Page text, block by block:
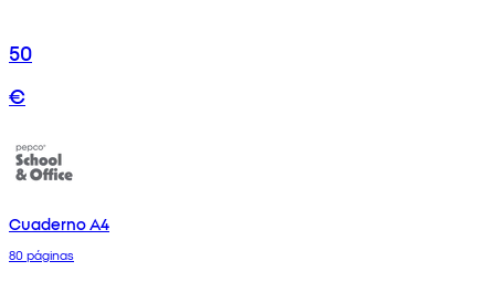
50
€
Cuaderno A4
80 páginas